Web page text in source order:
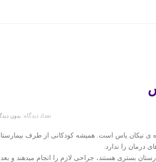
تعداد دیدگاه: بدون
ی نیکان یاس است. همیشه کودکانی از طرف
درمان را ندارد.
بستری هستند، جراحی لازم را انجام میدهند و